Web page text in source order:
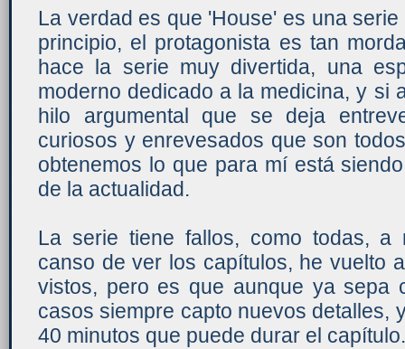
La verdad es que 'House' es una
principio, el protagonista es tan
hace la serie muy divertida, una
moderno dedicado a la medicina, y si
hilo argumental que se deja
curiosos y enrevesados que son
obtenemos lo que para mí está
de la actualidad.
La serie tiene fallos, como todas, a
canso de ver los capítulos, he vuelto
vistos, pero es que aunque ya sepa
casos siempre capto nuevos detalles,
40 minutos que puede durar el capítulo.